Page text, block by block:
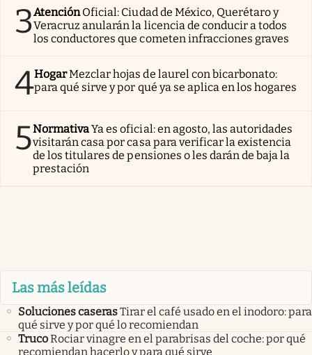
3AtenciónOficial: Ciudad de México, Querétaro y
Veracruz anularán la licencia de conducir a todos
los conductores que cometen infracciones graves
4HogarMezclar hojas de laurel con bicarbonato:
para qué sirve y por qué ya se aplica en los hogares
5NormativaYa es oficial: en agosto, las autoridades
visitarán casa por casa para verificar la existencia
de los titulares de pensiones o les darán de baja la
prestación
Las más leídas
Soluciones caserasTirar el café usado en el inodoro: para
qué sirve y por qué lo recomiendan
TrucoRociar vinagre en el parabrisas del coche: por qué
recomiendan hacerlo y para qué sirve